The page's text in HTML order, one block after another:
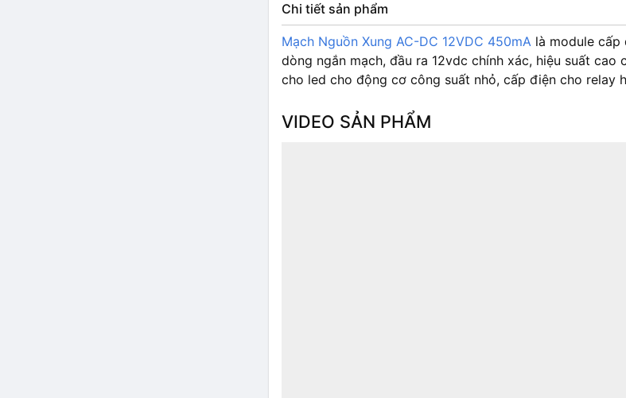
Chi tiết sản phẩm
Mạch Nguồn Xung AC-DC 12VDC 450mA là module cấp
dòng ngắn mạch, đầu ra 12vdc chính xác, hiệu suất
cho led cho động cơ công suất nhỏ, cấp điện cho relay
VIDEO SẢN PHẨM